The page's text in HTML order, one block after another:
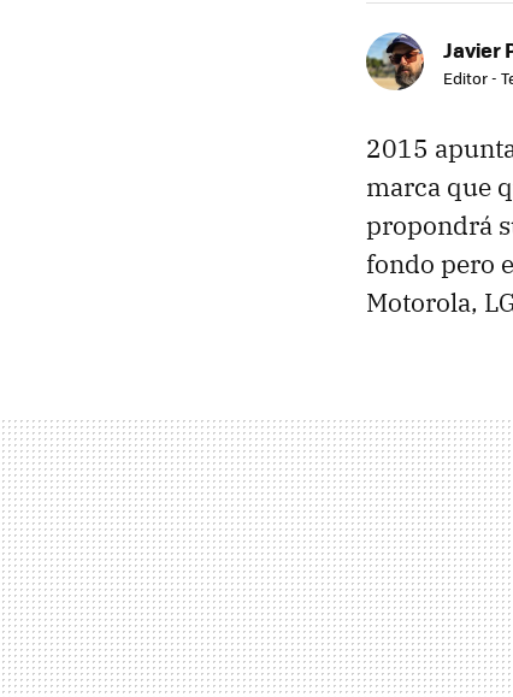
Javier
Editor -
2015
marca que
propondrá
fondo pero
Motorola,